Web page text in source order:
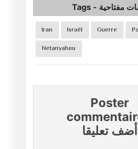
Tags- مفتاحية
Iran Israël Guerre
Netanyahou
Poster
أضف تعليقا